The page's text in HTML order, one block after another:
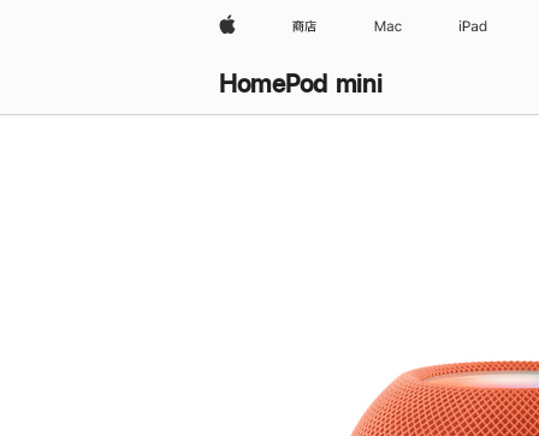
Apple 商店 Mac iPad
HomePod mini